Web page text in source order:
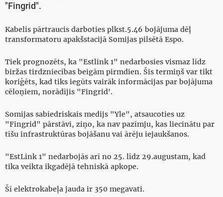
"Fingrid".
Kabelis pārtraucis darboties plkst.5.46 bojājuma dēļ
transformatoru apakšstacijā Somijas pilsētā Espo.
Tiek prognozēts, ka "Estlink 1" nedarbosies vismaz līdz
biržas tirdzniecības beigām pirmdien. Šis termiņš var tikt
koriģēts, kad tiks iegūts vairāk informācijas par bojājuma
cēloņiem, norādījis "Fingrid'.
Somijas sabiedriskais medijs "Yle", atsaucoties uz
"Fingrid" pārstāvi, ziņo, ka nav pazīmju, kas liecinātu par
tīšu infrastruktūras bojāšanu vai ārēju iejaukšanos.
"EstLink 1" nedarbojās arī no 25. līdz 29.augustam, kad
tika veikta ikgadējā tehniskā apkope.
Šī elektrokabeļa jauda ir 350 megavati.